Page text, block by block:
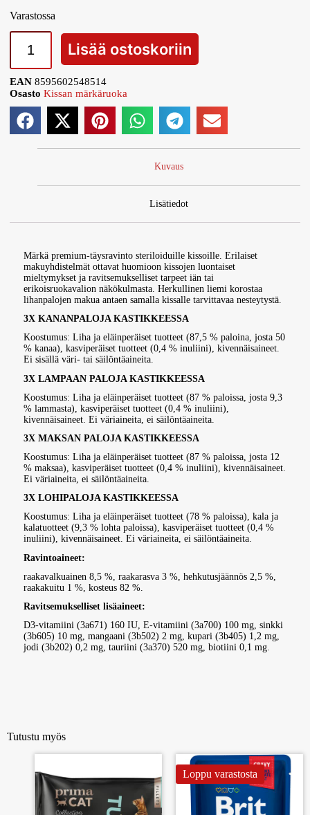
Varastossa
Lisää ostoskoriin
EAN8595602548514
Osasto Kissan märkäruoka
Kuvaus
Lisätiedot
Märkä premium-täysravinto steriloiduille kissoille. Erilaiset
makuyhdistelmät ottavat huomioon kissojen luontaiset
mieltymykset ja ravitsemukselliset tarpeet iän tai
erikoisruokavalion näkökulmasta. Herkullinen liemi korostaa
lihanpalojen makua antaen samalla kissalle tarvittavaa nesteytystä.
3X KANANPALOJA KASTIKKEESSA
Koostumus: Liha ja eläinperäiset tuotteet (87,5 % paloina, josta 50
% kanaa), kasviperäiset tuotteet (0,4 % inuliini), kivennäisaineet.
Ei sisällä väri- tai säilöntäaineita.
3X LAMPAAN PALOJA KASTIKKEESSA
Koostumus: Liha ja eläinperäiset tuotteet (87 % paloissa, josta 9,3
% lammasta), kasviperäiset tuotteet (0,4 % inuliini),
kivennäisaineet. Ei väriaineita, ei säilöntäaineita.
3X MAKSAN PALOJA KASTIKKEESSA
Koostumus: Liha ja eläinperäiset tuotteet (87 % paloissa, josta 12
% maksaa), kasviperäiset tuotteet (0,4 % inuliini), kivennäisaineet.
Ei väriaineita, ei säilöntäaineita.
3X LOHIPALOJA KASTIKKEESSA
Koostumus: Liha ja eläinperäiset tuotteet (78 % paloissa), kala ja
kalatuotteet (9,3 % lohta paloissa), kasviperäiset tuotteet (0,4 %
inuliini), kivennäisaineet. Ei väriaineita, ei säilöntäaineita.
Ravintoaineet:
raakavalkuainen 8,5 %, raakarasva 3 %, hehkutusjäännös 2,5 %,
raakakuitu 1 %, kosteus 82 %.
Ravitsemukselliset lisäaineet:
D3-vitamiini (3a671) 160 IU, E-vitamiini (3a700) 100 mg, sinkki
(3b605) 10 mg, mangaani (3b502) 2 mg, kupari (3b405) 1,2 mg,
jodi (3b202) 0,2 mg, tauriini (3a370) 520 mg, biotiini 0,1 mg.
Tutustu myös
Loppu varastosta